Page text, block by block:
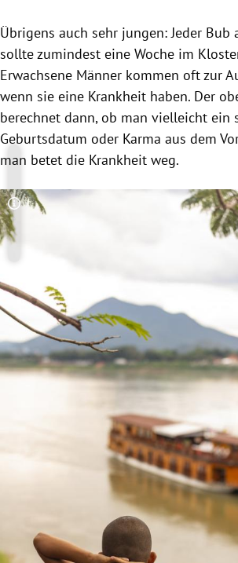
Übrigens auch sehr jungen: Jeder Bub
sollte zumindest eine Woche im
Erwachsene Männer kommen oft zur
wenn sie eine Krankheit haben. Der
berechnet dann, ob man vielleicht ein
Geburtsdatum oder Karma aus dem
man betet die Krankheit weg.
Copyright-Hinweis öffnen/